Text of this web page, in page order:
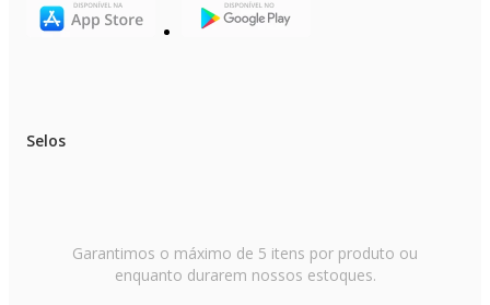
Selos
Garantimos o máximo de 5 itens por produto ou
enquanto durarem nossos estoques.